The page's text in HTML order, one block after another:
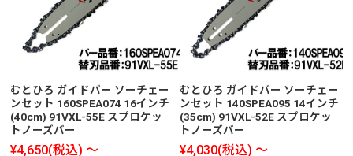
むとひろ ガイドバー ソーチェー
ンセット 160SPEA074 16インチ
(40cm) 91VXL-55E スプロケッ
トノーズバー
¥4,650(税込) ～
むとひろ ガイドバー ソーチェー
ンセット 140SPEA095 14インチ
(35cm) 91VXL-52E スプロケッ
トノーズバー
¥4,030(税込) ～